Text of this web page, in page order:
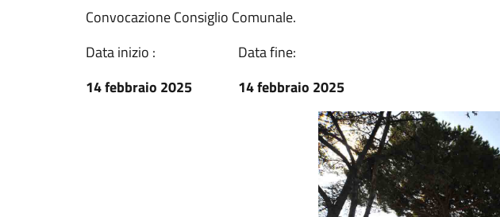
Convocazione Consiglio Comunale.
Data inizio :
14 febbraio 2025
Data fine:
14 febbraio 2025